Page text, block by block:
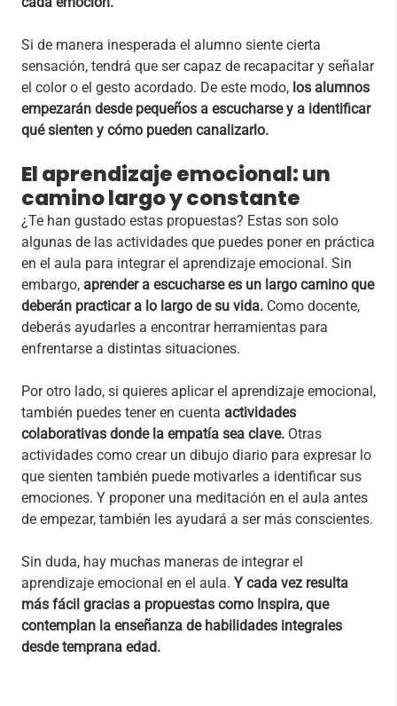
Si de manera inesperada el alumno siente cierta
sensación, tendrá que ser capaz de recapacitar y señalar
el color o el gesto acordado. De este modo, los alumnos
empezarán desde pequeños a escucharse y a identificar
qué sienten y cómo pueden canalizarlo.
El aprendizaje emocional: un
camino largo y constante
¿Te han gustado estas propuestas? Estas son solo
algunas de las actividades que puedes poner en práctica
en el aula para integrar el aprendizaje emocional. Sin
embargo, aprender a escucharse es un largo camino que
deberán practicar a lo largo de su vida. Como docente,
deberás ayudarles a encontrar herramientas para
enfrentarse a distintas situaciones.
Por otro lado, si quieres aplicar el aprendizaje emocional,
también puedes tener en cuenta actividades
colaborativas donde la empatía sea clave. Otras
actividades como crear un dibujo diario para expresar lo
que sienten también puede motivarles a identificar sus
emociones. Y proponer una meditación en el aula antes
de empezar, también les ayudará a ser más conscientes.
Sin duda, hay muchas maneras de integrar el
aprendizaje emocional en el aula. Y cada vez resulta
más fácil gracias a propuestas como Inspira, que
contemplan la enseñanza de habilidades integrales
desde temprana edad.